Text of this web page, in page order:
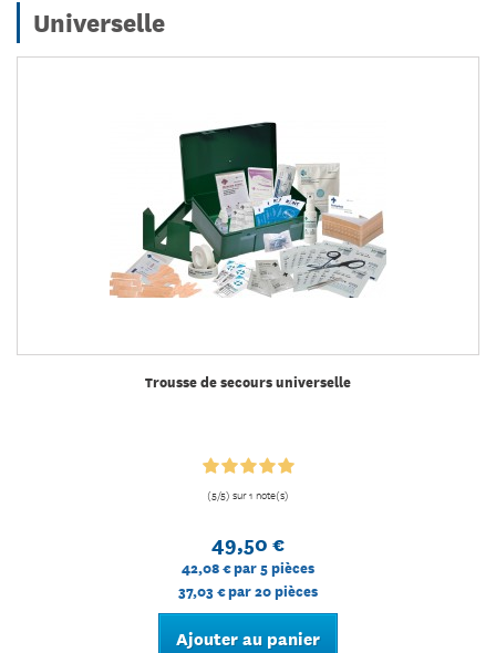
Universelle
Trousse de secours universelle
(5/5) sur 1 note(s)
49,50 €
42,08 €par 5 pièces
37,03 €par 20 pièces
Ajouter au panier